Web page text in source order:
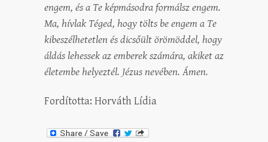
engem, és a Te képmásodra formálsz engem.
Ma, hívlak Téged, hogy tölts be engem a Te
kibeszélhetetlen és dicsőült örömöddel, hogy
áldás lehessek az emberek számára, akiket az
életembe helyeztél. Jézus nevében. Ámen.
Fordította: Horváth Lídia